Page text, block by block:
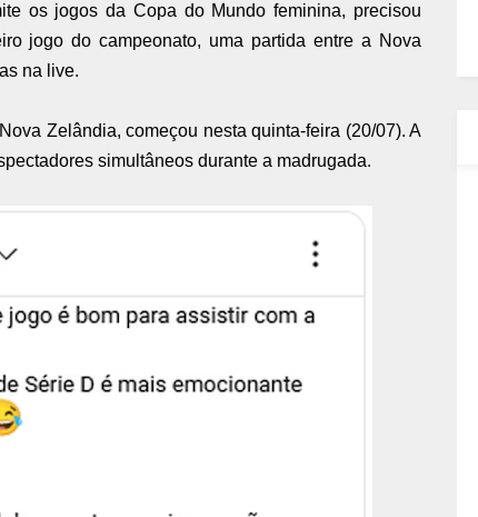
os jogos da Copa do Mundo feminina, precisou
jogo do campeonato, uma partida entre a Nova
na live.
Zelândia, começou nesta quinta-feira (20/07). A
simultâneos durante a madrugada.